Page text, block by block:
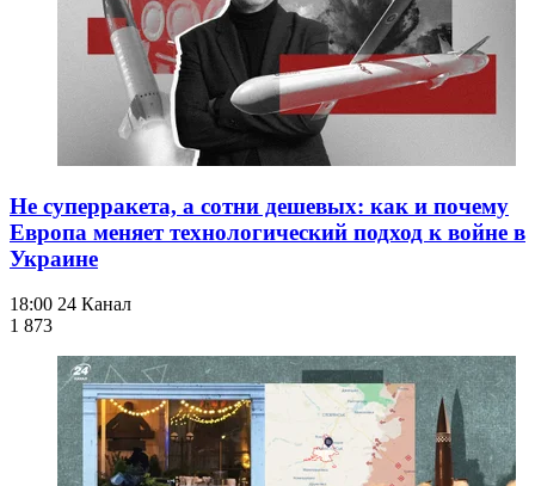
Не суперракета, а сотни дешевых: как и почему
Европа меняет технологический подход к войне в
Украине
18:00 24 Канал
1 873